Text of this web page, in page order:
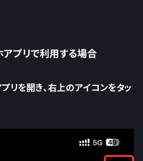
プリで利用する場合
リを開き、右上のアイコンをタッ